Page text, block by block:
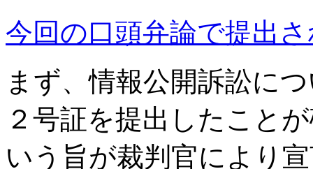
今回の口頭弁論で提出
まず、情報公開訴訟に
２号証を提出したこと
いう旨が裁判官により